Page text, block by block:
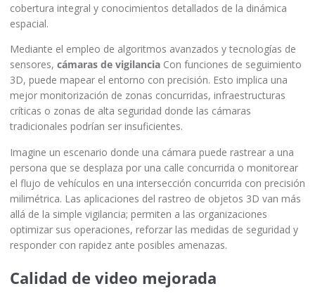
cobertura integral y conocimientos detallados de la dinámica
espacial.
Mediante el empleo de algoritmos avanzados y tecnologías de
sensores, cámaras de vigilancia Con funciones de seguimiento
3D, puede mapear el entorno con precisión. Esto implica una
mejor monitorización de zonas concurridas, infraestructuras
críticas o zonas de alta seguridad donde las cámaras
tradicionales podrían ser insuficientes.
Imagine un escenario donde una cámara puede rastrear a una
persona que se desplaza por una calle concurrida o monitorear
el flujo de vehículos en una intersección concurrida con precisión
milimétrica. Las aplicaciones del rastreo de objetos 3D van más
allá de la simple vigilancia; permiten a las organizaciones
optimizar sus operaciones, reforzar las medidas de seguridad y
responder con rapidez ante posibles amenazas.
Calidad de video mejorada